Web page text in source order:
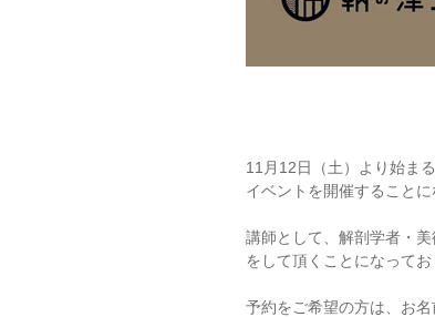
11月12日（土）より始ま
イベントを開催することに
講師として、解剖学者・
をして頂くことになって
予約をご希望の方は、お